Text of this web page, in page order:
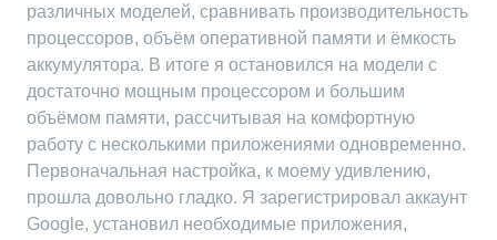
различных моделей, сравнивать производительность
процессоров, объём оперативной памяти и ёмкость
аккумулятора. В итоге я остановился на модели с
достаточно мощным процессором и большим
объёмом памяти, рассчитывая на комфортную
работу с несколькими приложениями одновременно.
Первоначальная настройка, к моему удивлению,
прошла довольно гладко. Я зарегистрировал аккаунт
Google, установил необходимые приложения,